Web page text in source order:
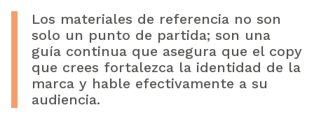
Los materiales de referencia no son
solo un punto de partida; son una
guía continua que asegura que el copy
que crees fortalezca la identidad de la
marca y hable efectivamente a su
audiencia.